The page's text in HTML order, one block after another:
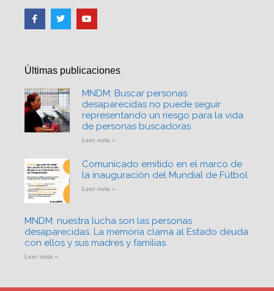
Últimas publicaciones
MNDM: Buscar personas
desaparecidas no puede seguir
representando un riesgo para la vida
de personas buscadoras
Leer nota »
Comunicado emitido en el marco de
la inauguración del Mundial de Fútbol
Leer nota »
MNDM: nuestra lucha son las personas
desaparecidas. La memoria clama al Estado deuda
con ellos y sus madres y familias.
Leer nota »